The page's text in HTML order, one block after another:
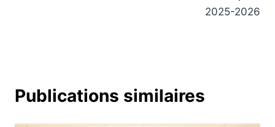
2025-2026
Publications similaires